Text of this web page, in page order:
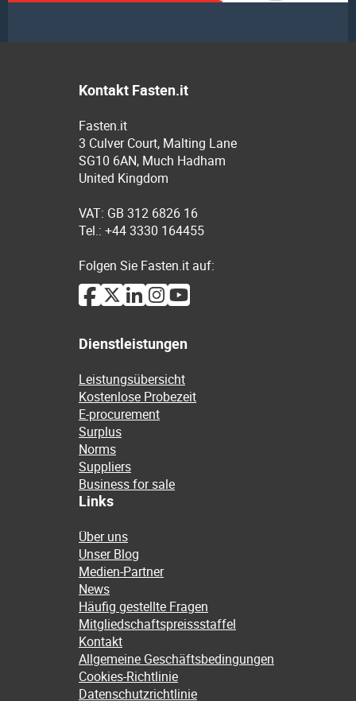
Kontakt Fasten.it
Fasten.it
3 Culver Court, Malting Lane
SG10 6AN, Much Hadham
United Kingdom
VAT: GB 312 6826 16
Tel.: +44 3330 164455
Folgen Sie Fasten.it auf:
Dienstleistungen
Leistungsübersicht
Kostenlose Probezeit
E-procurement
Surplus
Norms
Suppliers
Business for sale
Links
Über uns
Unser Blog
Medien-Partner
News
Häufig gestellte Fragen
Mitgliedschaftspreissstaffel
Kontakt
Allgemeine Geschäftsbedingungen
Cookies-Richtlinie
Datenschutzrichtlinie